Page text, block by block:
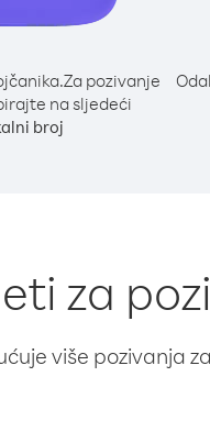
Za pozivanje
na sljedeći
broj
za
više pozivanja